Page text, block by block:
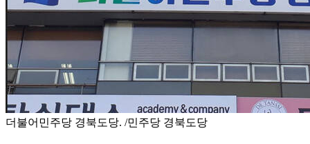
더불어민주당 경북도당. /민주당 경북도당